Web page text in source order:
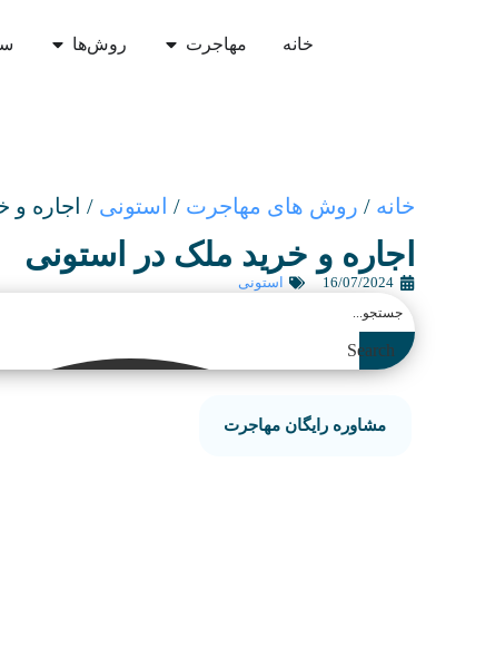
خانه مهاجرت روش‌ها
خانه / روش های مهاجرت / استونی / اجاره
اجاره و خرید ملک در استونی
16/07/2024 استونی
Search
مشاوره رایگان مهاجرت